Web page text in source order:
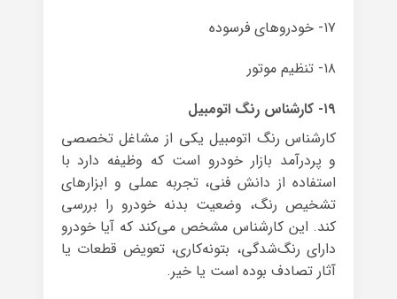
۱۷- خودروهای فرسوده
۱۸- تنظیم موتور
۱۹- کارشناس رنگ اتومبیل
کارشناس رنگ اتومبیل یکی از مشاغل تخصصی
و پردرآمد بازار خودرو است که وظیفه دارد با
استفاده از دانش فنی، تجربه عملی و ابزارهای
تشخیص رنگ، وضعیت بدنه خودرو را بررسی
کند. این کارشناس مشخص می‌کند که آیا خودرو
دارای رنگ‌شدگی، بتونه‌کاری، تعویض قطعات یا
آثار تصادف بوده است یا خیر.